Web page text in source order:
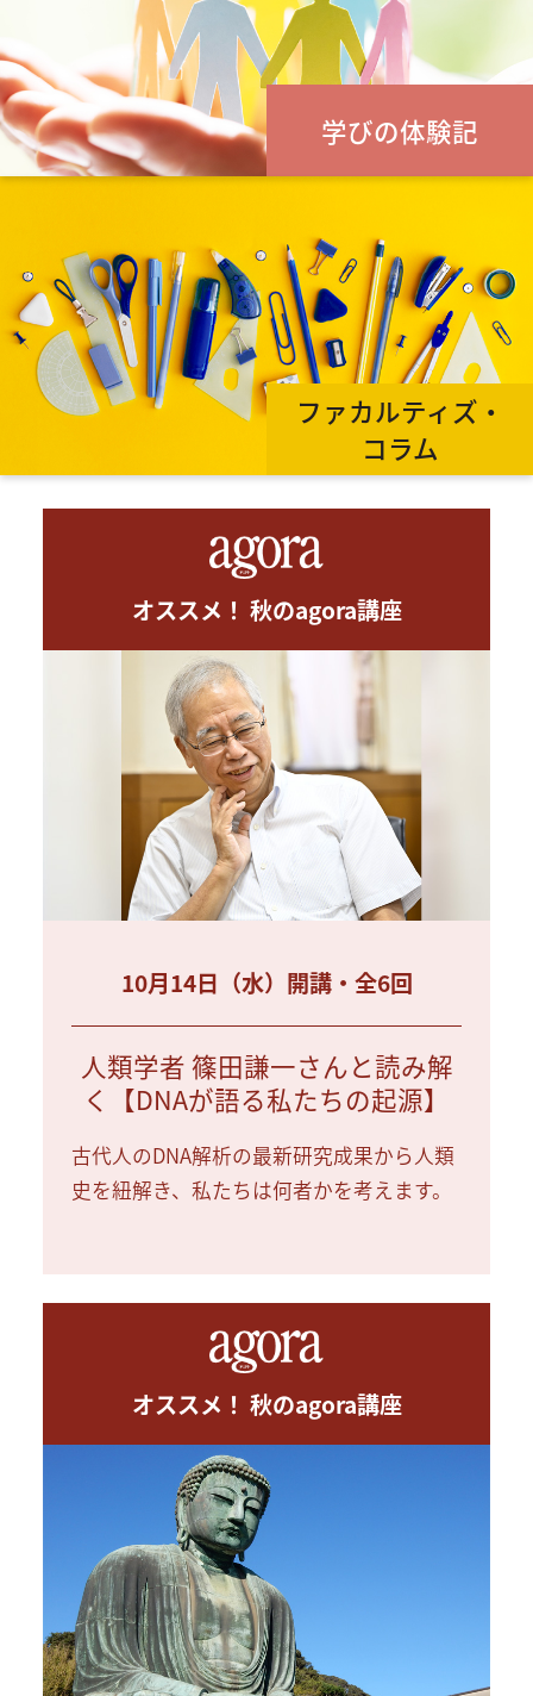
学びの体験記
ファカルティズ・
コラム
オススメ！ 秋のagora講座
10月14日（水）開講・全6回
人類学者 篠田謙一さんと読み解
く【DNAが語る私たちの起源】
古代人のDNA解析の最新研究成果から人類
史を紐解き、私たちは何者かを考えます。
オススメ！ 秋のagora講座